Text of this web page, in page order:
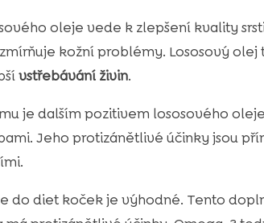
oleje vede k zlepšení kvality
kožní problémy. Lososový
vstřebávání živin.
je dalším pozitivem lososového
Jeho protizánětlivé účinky jsou
do diet koček je výhodné. Tento